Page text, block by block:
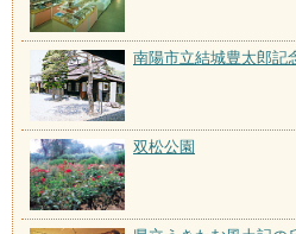
南陽市立結城豊太郎記
双松公園